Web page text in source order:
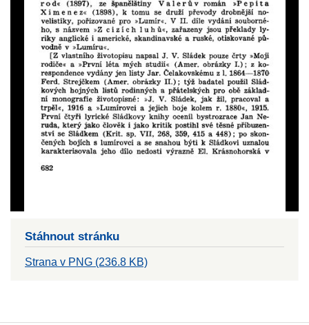
Stáhnout stránku
Strana v PNG (236.8 KB)